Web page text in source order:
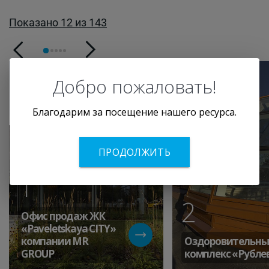
Показано 12 из 143
1
Офис продаж ЖК
«Paveletskaya СITY»
компании MR
GROUP
2
комплекс
Добро пожаловать!
Благодарим за посещение нашего ресурса.
ПРОДОЛЖИТЬ